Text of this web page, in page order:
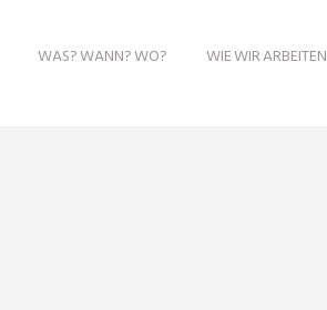
WAS? WANN? WO? WIE WIR ARBEITEN